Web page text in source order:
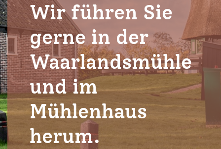
Wir führen Sie
gerne in der
Waarlandsmühle
und im
Mühlenhaus
herum.